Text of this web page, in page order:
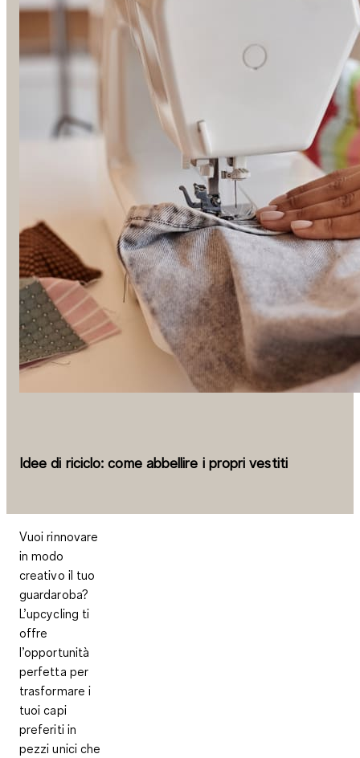
Idee di riciclo: come abbellire i propri vestiti
Vuoi rinnovare
in modo
creativo il tuo
guardaroba?
L’upcycling ti
offre
l’opportunità
perfetta per
trasformare i
tuoi capi
preferiti in
pezzi unici che